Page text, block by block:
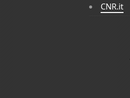
CNR.it